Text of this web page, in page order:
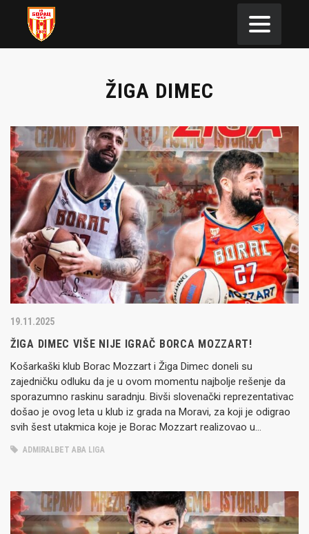
ŽIGA DIMEC
19.11.2025
ŽIGA DIMEC VIŠE NIJE IGRAČ BORCA MOZZART!
Košarkaški klub Borac Mozzart i Žiga Dimec doneli su
zajedničku odluku da je u ovom momentu najbolje rešenje da
sporazumno raskinu saradnju. Bivši slovenački reprezentativac
došao je ovog leta u klub iz grada na Moravi, za koji je odigrao
svih šest utakmica koje je Borac Mozzart realizovao u
ADMIRALBET ABA LIGA